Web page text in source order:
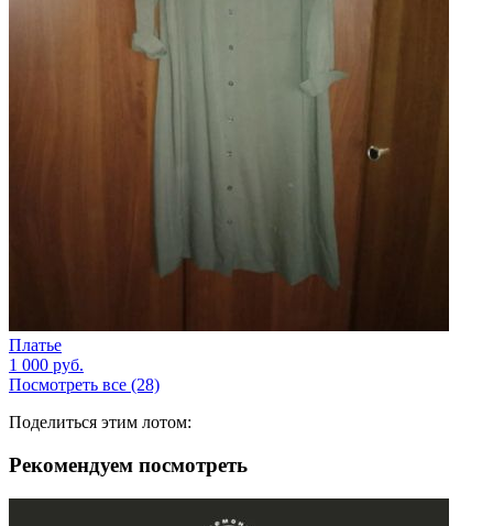
Платье
1 000 руб.
Посмотреть все (28)
Поделиться этим лотом:
Рекомендуем посмотреть